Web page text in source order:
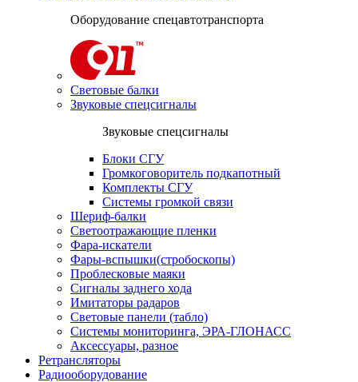
Оборудование спецавтотранспорта
Световые балки
Звуковые спецсигналы
Звуковые спецсигналы
Блоки СГУ
Громкоговоритель подкапотный
Комплекты СГУ
Системы громкой связи
Шериф-балки
Светоотражающие пленки
Фара-искатели
Фары-вспышки(стробоскопы)
Проблесковые маяки
Сигналы заднего хода
Имитаторы радаров
Световые панели (табло)
Системы мониторинга, ЭРА-ГЛОНАСС
Аксессуары, разное
Ретрансляторы
Радиооборудование